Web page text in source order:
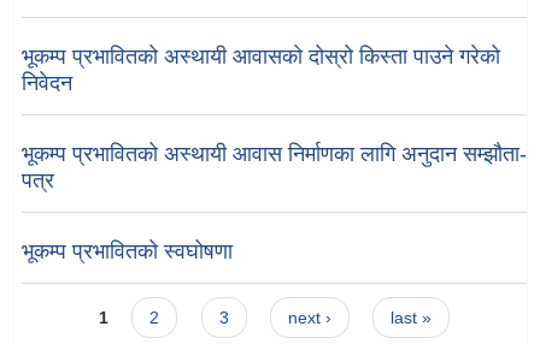
भूकम्प प्रभावितको अस्थायी आवासको दोस्रो किस्ता पाउने गरेको
निवेदन
भूकम्प प्रभावितको अस्थायी आवास निर्माणका लागि अनुदान सम्झौता-
पत्र
भूकम्प प्रभावितको स्वघोषणा
Pages
1 2 3 next › last »